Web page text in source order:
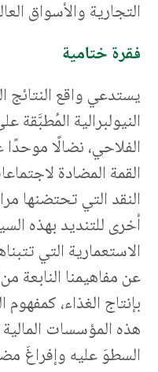
التجارية والأسواق
فقرة ختامية
يستدعي واقع النتائج
النيولبرالية المُطبَّقة
الفلاحي، نضالًا
القمة المضادة
النقد التي تحتضنها
أخرى للتنديد بهذه
الاستعمارية التي
عن مفاهيمنا النابعة
بإنتاج الغذاء،
هذه المؤسسات
السطوَ عليه وإفراغَ